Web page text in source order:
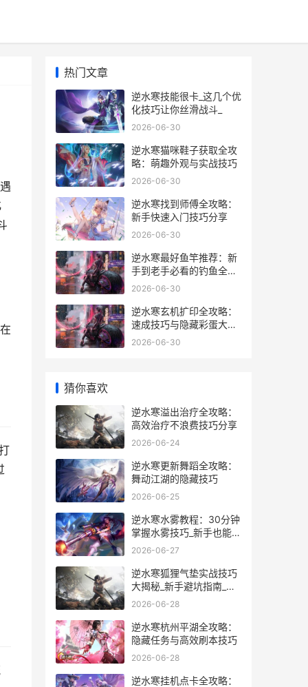
热门文章
逆水寒技能很卡_这几个优
化技巧让你丝滑战斗_
2026-06-30
逆水寒猫咪鞋子获取全攻
略：萌趣外观与实战技巧
2026-06-30
逆水寒找到师傅全攻略：
新手快速入门技巧分享
2026-06-30
逆水寒最好鱼竿推荐：新
手到老手必看的钓鱼全攻
略
2026-06-30
逆水寒玄机扩印全攻略：
速成技巧与隐藏彩蛋大揭
秘
2026-06-30
猜你喜欢
逆水寒溢出治疗全攻略：
高效治疗不浪费技巧分享
2026-06-24
逆水寒更新舞蹈全攻略：
舞动江湖的隐藏技巧
2026-06-25
逆水寒水雾教程：30分钟
掌握水雾技巧_新手也能秒
变高手
2026-06-27
逆水寒狐狸气垫实战技巧
大揭秘_新手避坑指南_隐
藏玩法全解析
2026-06-28
逆水寒杭州平湖全攻略：
隐藏任务与高效刷本技巧
2026-06-28
逆水寒挂机点卡全攻略：